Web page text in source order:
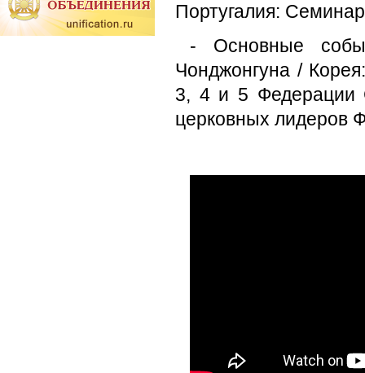
Португалия:
- Основные
Чонджонгуна /
3, 4 и 5 Федерации
церковных лидеров